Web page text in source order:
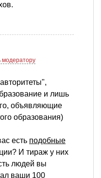
и лишь
объявляющие
образования)
есть подобные
И тираж у них
людей вы
ваши 100